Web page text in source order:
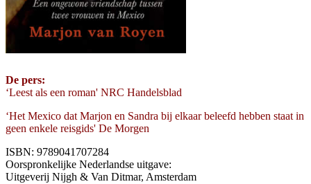
De pers:
‘Leest als een roman' NRC Handelsblad
‘Het Mexico dat Marjon en Sandra bij elkaar beleefd hebben staat in
geen enkele reisgids' De Morgen
ISBN: 9789041707284
Oorspronkelijke Nederlandse uitgave:
Uitgeverij Nijgh & Van Ditmar, Amsterdam